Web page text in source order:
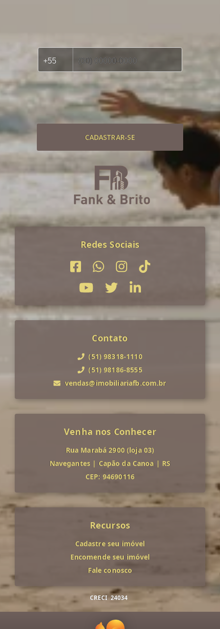
CADASTRAR-SE
Redes Sociais
Contato
(51) 98318-1110
(51) 98186-8555
vendas@imobiliariafb.com.br
Venha nos Conhecer
Rua Marabá 2900 (loja 03)
Navegantes | Capão da Canoa | RS
CEP: 94690116
Recursos
Cadastre seu imóvel
Encomende seu imóvel
Fale conosco
CRECI 24034